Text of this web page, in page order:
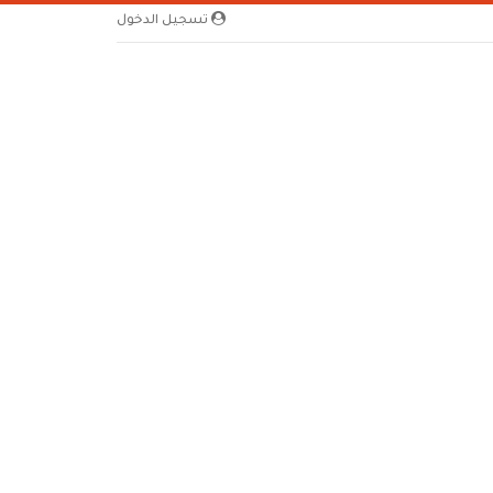
تسجيل الدخول